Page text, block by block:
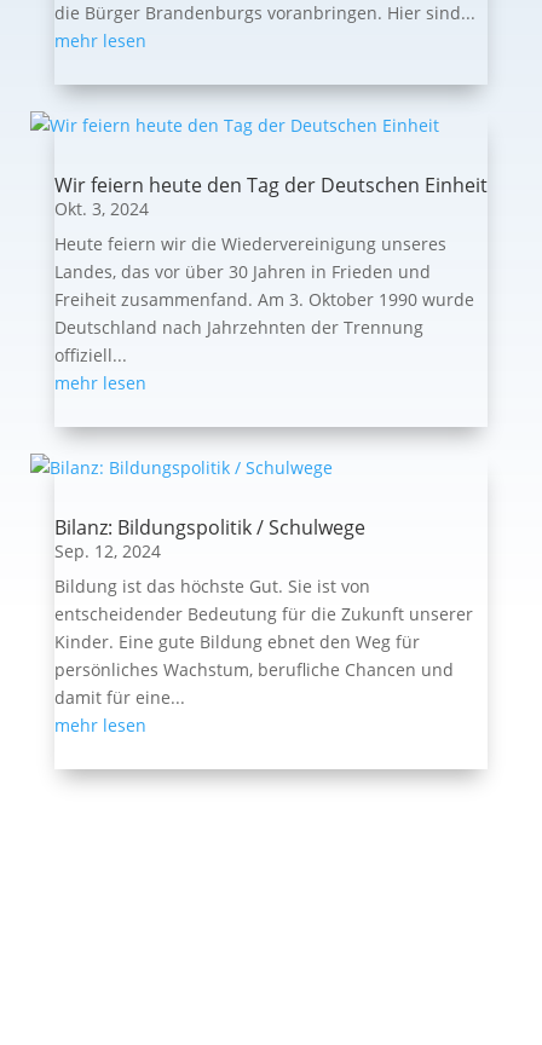
die Bürger Brandenburgs voranbringen. Hier sind...
mehr lesen
Wir feiern heute den Tag der Deutschen Einheit
Okt. 3, 2024
Heute feiern wir die Wiedervereinigung unseres
Landes, das vor über 30 Jahren in Frieden und
Freiheit zusammenfand. Am 3. Oktober 1990 wurde
Deutschland nach Jahrzehnten der Trennung
offiziell...
mehr lesen
Bilanz: Bildungspolitik / Schulwege
Sep. 12, 2024
Bildung ist das höchste Gut. Sie ist von
entscheidender Bedeutung für die Zukunft unserer
Kinder. Eine gute Bildung ebnet den Weg für
persönliches Wachstum, berufliche Chancen und
damit für eine...
mehr lesen